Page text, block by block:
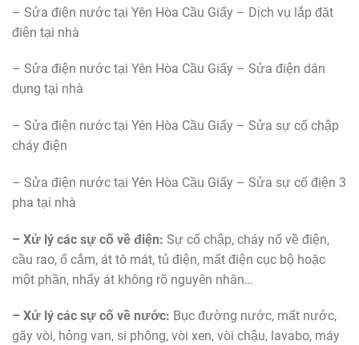
– Sửa điện nước tại Yên Hòa Cầu Giấy – Dịch vụ lắp đặt
điện tại nhà
– Sửa điện nước tại Yên Hòa Cầu Giấy – Sửa điện dân
dụng tại nhà
– Sửa điện nước tại Yên Hòa Cầu Giấy – Sửa sự cố chập
cháy điện
– Sửa điện nước tại Yên Hòa Cầu Giấy – Sửa sự cố điện 3
pha tại nhà
– Xử lý các sự cố về điện: Sự cố chập, cháy nổ về điện,
cầu rao, ổ cắm, át tô mát, tủ điện, mất điện cục bộ hoặc
một phần, nhẩy át không rõ nguyên nhân…
– Xử lý các sự cố về nước: Bục đường nước, mất nước,
gãy vòi, hỏng van, si phông, vòi xen, vòi chậu, lavabo, máy